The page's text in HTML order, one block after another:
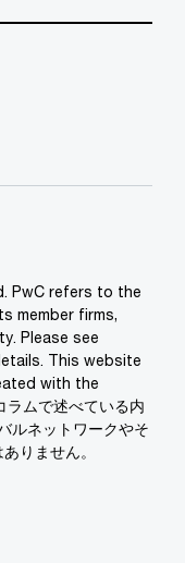
PwC refers to the
member firms,
Please see
This website
with the
ムで述べている内
ルネットワークやそ
りません。